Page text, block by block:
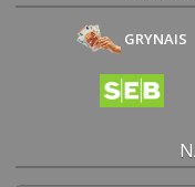
GRYNAIS